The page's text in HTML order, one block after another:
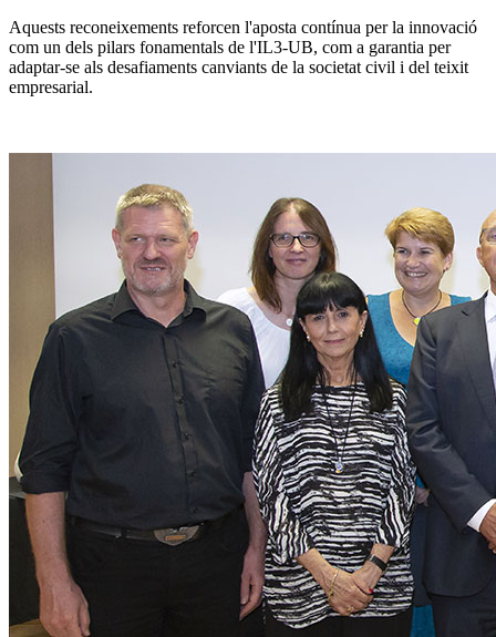
Aquests reconeixements reforcen l'aposta contínua per la innovació
com un dels pilars fonamentals de l'IL3-UB, com a garantia per
adaptar-se als desafiaments canviants de la societat civil i del teixit
empresarial.